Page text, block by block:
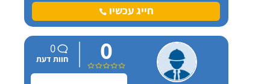
נסיעה והיעדרות מהבית,
אני שמה אצלו את הכלבים,
אותו ומאושרים כשהם
חוזרים הביתה - ממליצה
בחום.
חייג עכשיו
0
0
חוות דעת